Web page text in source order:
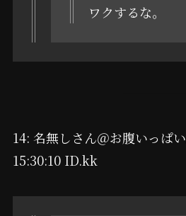
ワクするな。
14: 名無しさん＠お腹いっぱ
15:30:10 ID.kk